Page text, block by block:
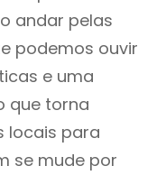
andar pelas
podemos ouvir
e uma
que torna
locais para
se mude por